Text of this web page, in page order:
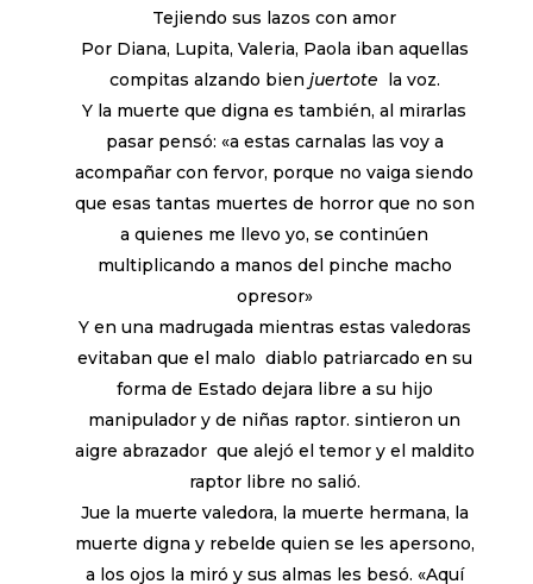
Tejiendo sus lazos con amor
Por Diana, Lupita, Valeria, Paola iban aquellas
compitas alzando bien juertote la voz.
Y la muerte que digna es también, al mirarlas
pasar pensó: «a estas carnalas las voy a
acompañar con fervor, porque no vaiga siendo
que esas tantas muertes de horror que no son
a quienes me llevo yo, se continúen
multiplicando a manos del pinche macho
opresor»
Y en una madrugada mientras estas valedoras
evitaban que el malo diablo patriarcado en su
forma de Estado dejara libre a su hijo
manipulador y de niñas raptor. sintieron un
aigre abrazador que alejó el temor y el maldito
raptor libre no salió.
Jue la muerte valedora, la muerte hermana, la
muerte digna y rebelde quien se les apersono,
a los ojos la miró y sus almas les besó. «Aquí